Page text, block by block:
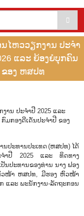
ໄຫວວຽກງານ ປະຈໍາ
ແລະ ຍ້ອງຍໍບຸກຄົນ
ຂອງ ຫສປທ
ນປະທານປະເທດ (ຫສປທ) ໄດ້
ຈໍາປີ 2025 ແລະ ທິດທາງ
ນປະທານຂອງທ່ານ ນາງ ຟອງ
ວໜ້າ ຫສປທ, ມີຮອງ ຫົວໜ້າ
ແລະ ພະນັກງານ-ລັດຖະກອນ